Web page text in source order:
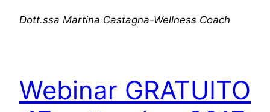
Dott.ssa Martina Castagna-Wellness Coach
Webinar GRATUITO